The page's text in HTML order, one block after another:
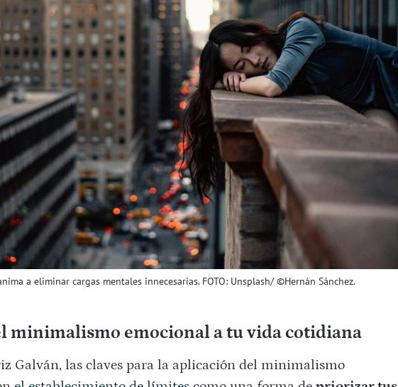
a eliminar cargas mentales innecesarias. FOTO: Unsplash/ ©Hernán Sánchez.
minimalismo emocional a tu vida cotidiana
Galván, las claves para la aplicación del minimalismo